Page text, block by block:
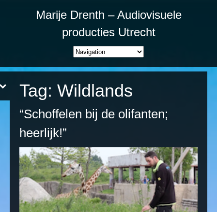
Marije Drenth – Audiovisuele
producties Utrecht
Tag: Wildlands
“Schoffelen bij de olifanten;
heerlijk!”